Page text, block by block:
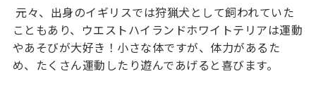
元々、出身のイギリスでは狩猟犬として飼われていた
こともあり、ウエストハイランドホワイトテリアは運動
やあそびが大好き！小さな体ですが、体力があるた
め、たくさん運動したり遊んであげると喜びます。